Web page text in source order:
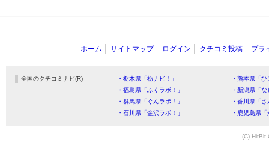
ホーム サイトマップ ログイン クチコミ投稿 プラ
全国のクチコミナビ(R) ・栃木県「栃ナビ！」
・熊本県「
・福島県「ふくラボ！」
・新潟県「
・群馬県「ぐんラボ！」
・香川県「
・石川県「金沢ラボ！」
・鹿児島県
(C) HitBit